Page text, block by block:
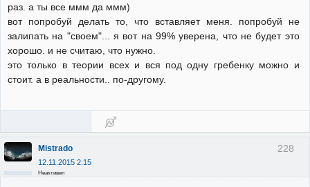
раз. а ты все ммм да ммм)
вот попробуй делать то, что вставляет меня. попробуй не
залипать на "своем"... я вот на 99% уверена, что не будет это
хорошо. и не считаю, что нужно.
это только в теории всех и вся под одну гребенку можно и
стоит. а в реальности.. по-другому.
228
Mistrado
12.11.2015 2:15
Неактивен